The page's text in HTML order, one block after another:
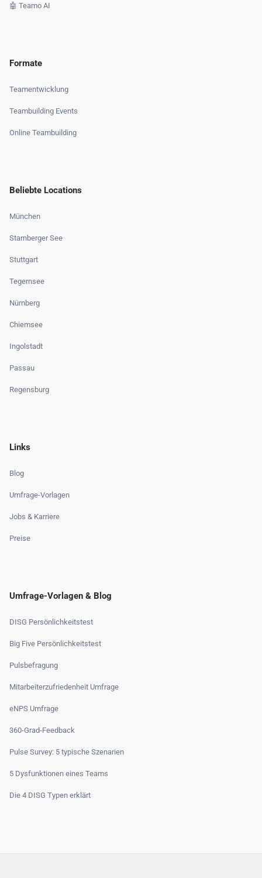
🤖 Teamo AI
Formate
Teamentwicklung
Teambuilding Events
Online Teambuilding
Beliebte Locations
München
Starnberger See
Stuttgart
Tegernsee
Nürnberg
Chiemsee
Ingolstadt
Passau
Regensburg
Links
Blog
Umfrage-Vorlagen
Jobs & Karriere
Preise
Umfrage-Vorlagen & Blog
DISG Persönlichkeitstest
Big Five Persönlichkeitstest
Pulsbefragung
Mitarbeiterzufriedenheit Umfrage
eNPS Umfrage
360-Grad-Feedback
Pulse Survey: 5 typische Szenarien
5 Dysfunktionen eines Teams
Die 4 DISG Typen erklärt